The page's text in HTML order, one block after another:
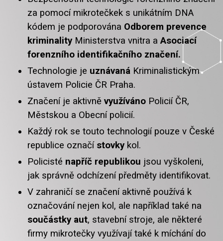
za pomocí mikrotečkek s unikátním DNA
kódem je podporována Odborem prevence
kriminality Ministerstva vnitra a Asociací
forenzního identifikačního značení.
Technologie je uznávaná Kriminalistickým
ústavem Policie ČR Praha.
Značení je aktivně využíváno Policií ČR,
Městskou a Obecní policií.
Každý rok se touto technologií pouze v České
republice označí stovky kol.
Policisté napříč republikou jsou vyškoleni,
jak správně odchízení předměty identifikovat.
V zahraničí se značení aktivně používá k
označování nejen kol, ale například také na
součástky aut, stavební stroje, ale některé
firmy mikrotečky využívají také k míchání do